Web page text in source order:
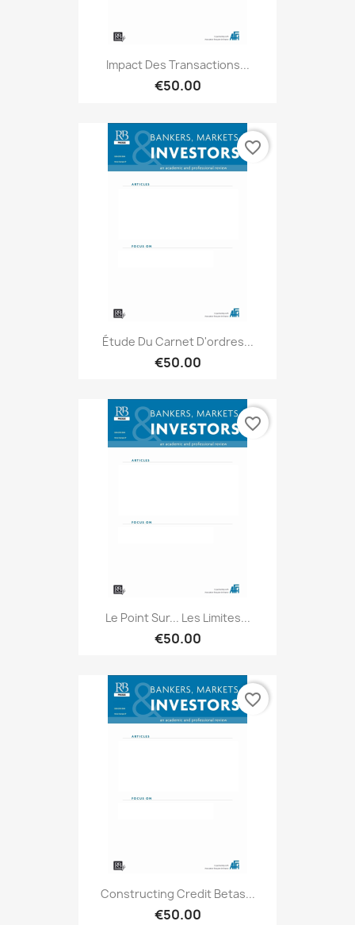
Impact Des Transactions...
€50.00
Étude Du Carnet D'ordres...
€50.00
favorite_border
Le Point Sur... Les Limites...
€50.00
favorite_border
Constructing Credit Betas...
€50.00
favorite_border